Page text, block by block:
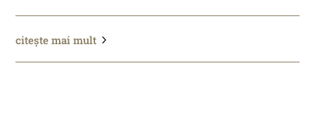
citește mai mult